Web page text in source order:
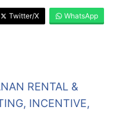
Twitter/X WhatsApp
RENTAL &
INCENTIVE,